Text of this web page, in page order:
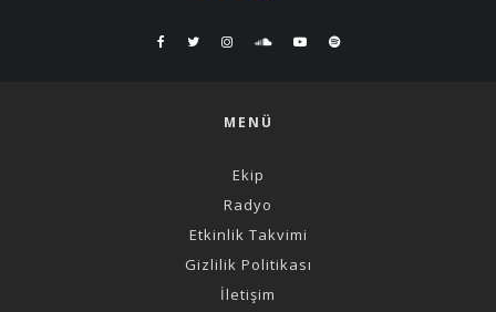
MENÜ
Ekip
Radyo
Etkinlik Takvimi
Gizlilik Politikası
İletişim